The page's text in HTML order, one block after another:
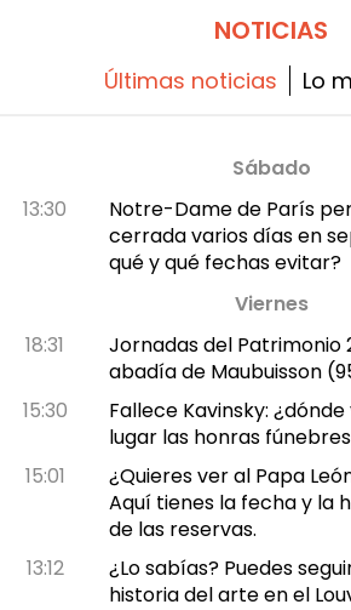
NOTICIAS
Últimas noticias Lo
Sábado
13:30
Notre-Dame de París
cerrada varios días en
qué y qué fechas evitar?
Viernes
18:31
Jornadas del Patrimonio
abadía de Maubuisson
15:30
Fallece Kavinsky:
lugar las honras
15:01
¿Quieres ver al Papa
Aquí tienes la fecha y la
de las reservas.
13:12
¿Lo sabías? Puedes
historia del arte en el